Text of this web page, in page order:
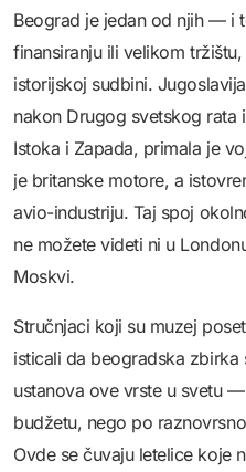
Beograd je jedan od njih — i
finansiranju ili velikom
istorijskoj sudbini.
nakon Drugog svetskog rata
Istoka i Zapada, primala je
je britanske motore, a
avio-industriju. Taj spoj
ne možete videti ni u
Moskvi.
Stručnjaci koji su muzej
isticali da beogradska zbirka
ustanova ove vrste u svetu
budžetu, nego po
Ovde se čuvaju letelice koje